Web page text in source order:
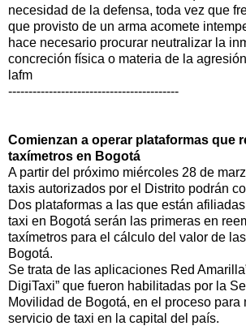
necesidad de la defensa, toda vez que
que provisto de un arma acomete
hace necesario procurar neutralizar la
concreción física o materia de la
lafm
------------------------------------------
Comienzan a operar plataformas que
taxímetros en Bogotá
A partir del próximo miércoles 28 de
taxis autorizados por el Distrito podrán
Dos plataformas a las que están
taxi en Bogotá serán las primeras en
taxímetros para el cálculo del valor de
Bogotá.
Se trata de las aplicaciones Red
DigiTaxi” que fueron habilitadas por la
Movilidad de Bogotá, en el proceso para
servicio de taxi en la capital del país.